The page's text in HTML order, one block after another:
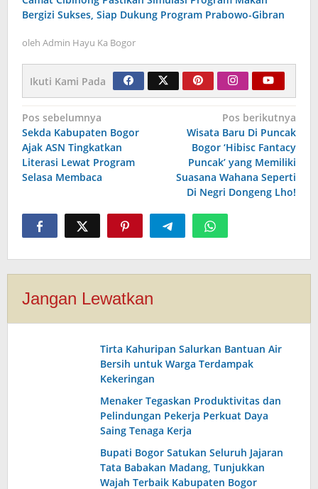
Bergizi Sukses, Siap Dukung Program Prabowo-Gibran
oleh Admin Hayu Ka Bogor
Ikuti Kami Pada
Navigasi
pos
Pos sebelumnya
Sekda Kabupaten Bogor
Ajak ASN Tingkatkan
Literasi Lewat Program
Selasa Membaca
Pos berikutnya
Wisata Baru Di Puncak
Bogor ‘Hibisc Fantacy
Puncak’ yang Memiliki
Suasana Wahana Seperti
Di Negri Dongeng Lho!
Jangan Lewatkan
Tirta Kahuripan Salurkan Bantuan Air
Bersih untuk Warga Terdampak
Kekeringan
Menaker Tegaskan Produktivitas dan
Pelindungan Pekerja Perkuat Daya
Saing Tenaga Kerja
Bupati Bogor Satukan Seluruh Jajaran
Tata Babakan Madang, Tunjukkan
Wajah Terbaik Kabupaten Bogor